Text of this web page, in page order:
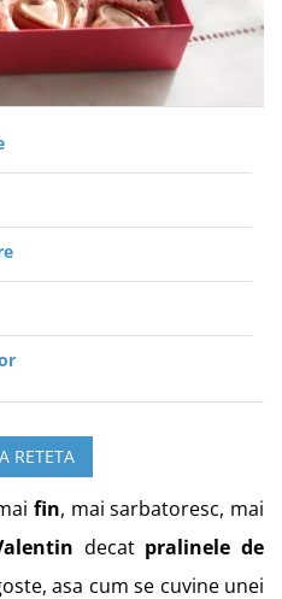
RETETA
fin, mai sarbatoresc, mai
decat pralinele de
asa cum se cuvine unei